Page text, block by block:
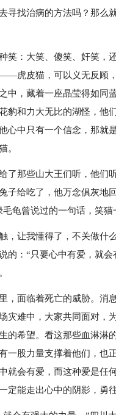
寻找治病的方法吗？那么
笑：大笑、傻笑、奸笑，
虎皮猫，可以义无反顾
中，藏着一座晶莹得如同
豹和力大无比的湖怪，他
心中只有一个信念，那就
。
了那些山大王们听，他们
子给吃了，他万念俱灰地
龟曾说过的一句话，笑猫
，让我懂得了，不关做什
的：“只要心中有爱，就
，面临着死亡的威胁。消
灾难中，大家共同面对，
的希望。看这那些血淋淋
一股力量支撑着他们，也
就会有爱，而这种爱是任
定能走出心中的阴影，勇